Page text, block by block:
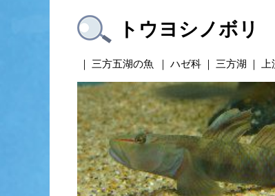
トウヨシノボリ
三方五湖の魚 ハゼ科 三方湖